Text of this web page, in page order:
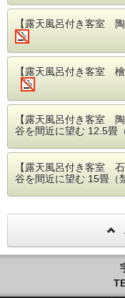
むき身
味です
食前酒
椀物
割鮮 本
別皿
炊合
強肴
ウ
焜炉
揚物
焼物 ス
食事
留椀
【露天風呂付き客室
【露天風呂付き客室
【露天風呂付き客室
谷を間近に望む 12.5畳
【露天風呂付き客室
谷を間近に望む 15畳（